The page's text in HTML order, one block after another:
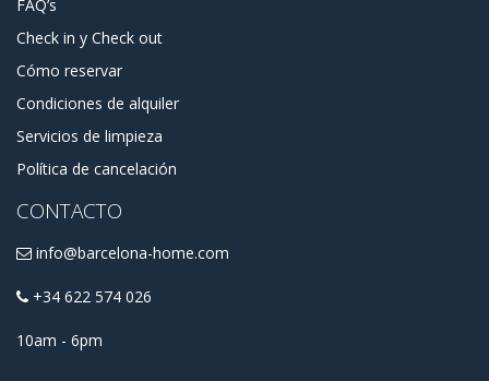
FAQ’s
Check in y Check out
Cómo reservar
Condiciones de alquiler
Servicios de limpieza
Política de cancelación
CONTACTO
info@barcelona-home.com
+34 622 574 026
10am - 6pm